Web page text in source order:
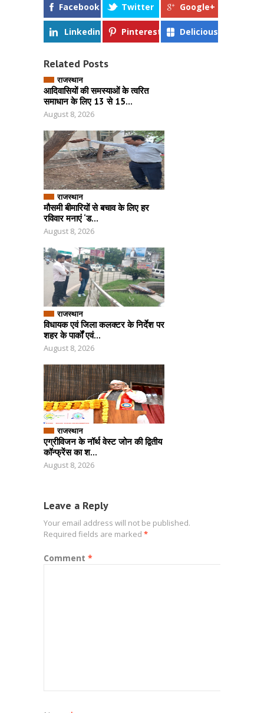
Facebook Twitter Google+
Linkedin Pinterest Delicious
Related Posts
राजस्थान
आदिवासियों की समस्याओं के त्वरित
समाधान के लिए 13 से 15...
August 8, 2026
राजस्थान
मौसमी बीमारियों से बचाव के लिए हर
रविवार मनाएं ‘ड...
August 8, 2026
राजस्थान
विधायक एवं जिला कलक्टर के निर्देश पर
शहर के पार्कों एवं...
August 8, 2026
राजस्थान
एग्रीविजन के नॉर्थ वेस्ट जोन की द्वितीय
कॉन्फ्रेंस का श...
August 8, 2026
Leave a Reply
Your email address will not be published.
Required fields are marked *
Comment *